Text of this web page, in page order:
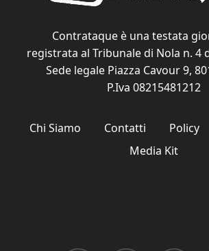
Contrataque è una testata
registrata al Tribunale di Nola n. 4
Sede legale Piazza Cavour 9,
P.Iva 08215481212
Chi Siamo Contatti Policy
Media Kit